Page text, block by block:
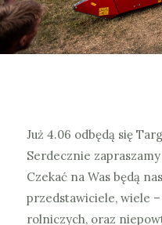
Już 4.06 odbędą się
Serdecznie
Czekać na Was będą
przedstawiciele, wiele
rolniczych, oraz